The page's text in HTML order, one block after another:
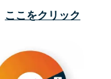
ここをクリック